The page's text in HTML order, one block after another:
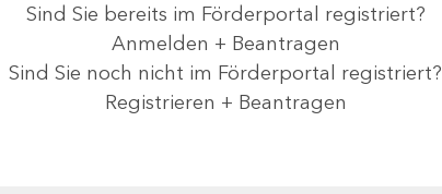
Sind Sie bereits im Förderportal registriert?
Anmelden + Beantragen
Sind Sie noch nicht im Förderportal registriert?
Registrieren + Beantragen